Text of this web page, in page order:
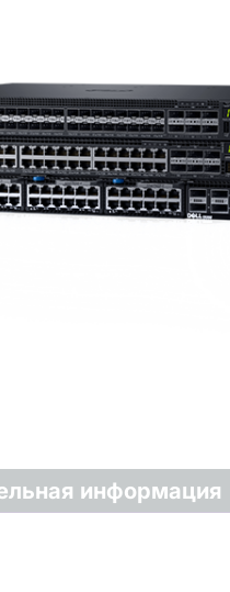
информация